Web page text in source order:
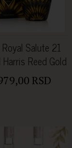
Salute 21
Harris Reed Gold
40% 0.70l
RSD